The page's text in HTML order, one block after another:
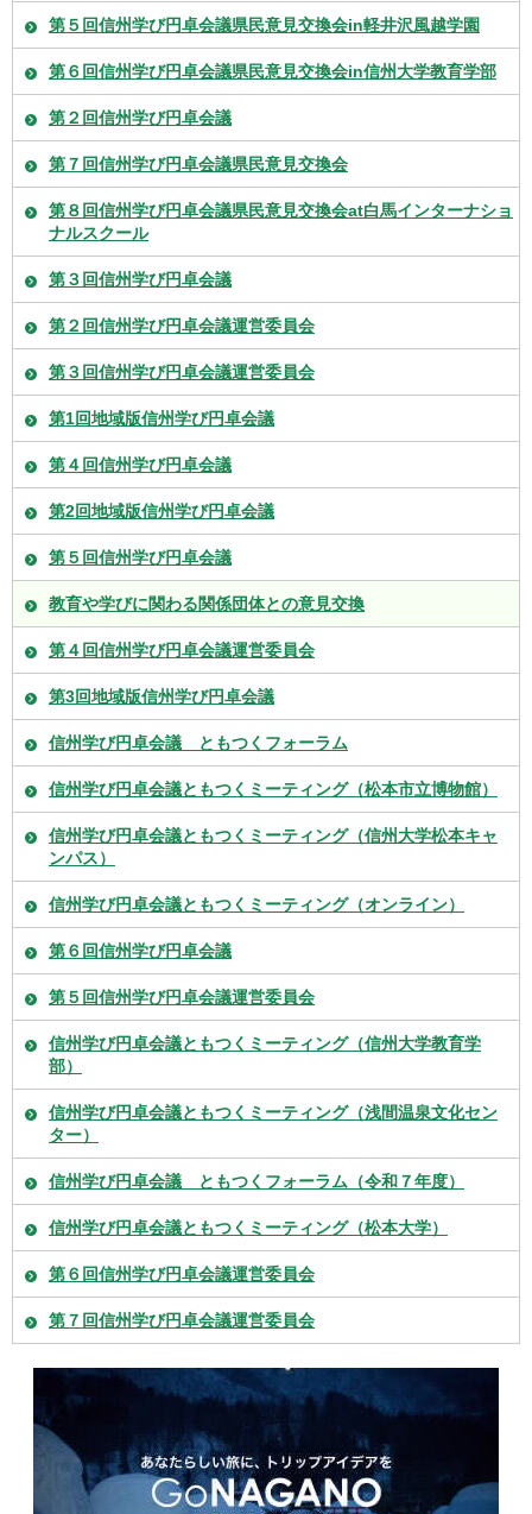
第５回信州学び円卓会議県民意見交換会in軽井沢風越学園
第６回信州学び円卓会議県民意見交換会in信州大学教育学部
第２回信州学び円卓会議
第７回信州学び円卓会議県民意見交換会
第８回信州学び円卓会議県民意見交換会at白馬インターナショ
ナルスクール
第３回信州学び円卓会議
第２回信州学び円卓会議運営委員会
第３回信州学び円卓会議運営委員会
第1回地域版信州学び円卓会議
第４回信州学び円卓会議
第2回地域版信州学び円卓会議
第５回信州学び円卓会議
教育や学びに関わる関係団体との意見交換
第４回信州学び円卓会議運営委員会
第3回地域版信州学び円卓会議
信州学び円卓会議 ともつくフォーラム
信州学び円卓会議ともつくミーティング（松本市立博物館）
信州学び円卓会議ともつくミーティング（信州大学松本キャ
ンパス）
信州学び円卓会議ともつくミーティング（オンライン）
第６回信州学び円卓会議
第５回信州学び円卓会議運営委員会
信州学び円卓会議ともつくミーティング（信州大学教育学
部）
信州学び円卓会議ともつくミーティング（浅間温泉文化セン
ター）
信州学び円卓会議 ともつくフォーラム（令和７年度）
信州学び円卓会議ともつくミーティング（松本大学）
第６回信州学び円卓会議運営委員会
第７回信州学び円卓会議運営委員会